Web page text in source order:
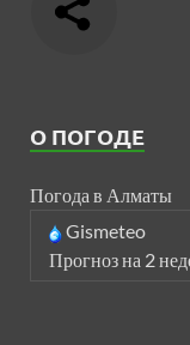
О ПОГОДЕ
Погода в Алматы
Gismeteo
Прогноз на 2